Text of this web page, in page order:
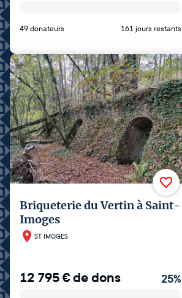
49 donateurs 161 jours restants
Briqueterie du Vertin à Saint-
Imoges
ST IMOGES
12 795€de dons 25%